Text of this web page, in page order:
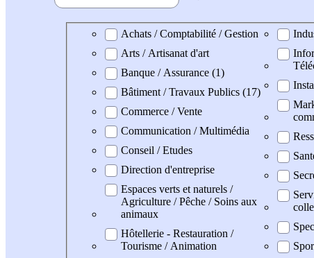
Domaine professionel
Achats / Comptabilité / Gestion
Arts / Artisanat d'art
Banque / Assurance (1)
Bâtiment / Travaux Publics (17)
Commerce / Vente
Communication / Multimédia
Conseil / Etudes
Direction d'entreprise
Espaces verts et naturels /
Agriculture / Pêche / Soins aux
animaux
Hôtellerie - Restauration /
Tourisme / Animation